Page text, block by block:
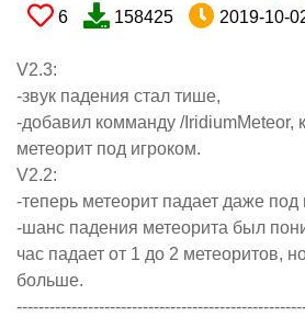
6 158425 2019-10-
V2.3:
-звук падения стал тише,
-добавил комманду /IridiumMeteor,
метеорит под игроком.
V2.2:
-теперь метеорит падает даже под
-шанс падения метеорита был
час падает от 1 до 2 метеоритов,
больше.